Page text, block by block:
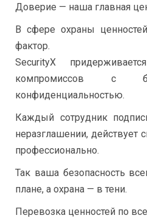
Доверие — наша главная
В сфере охраны
фактор.
SecurityX
компромиссов с
конфиденциальностью.
Каждый сотрудник
неразглашении, действует
профессионально.
Так ваша безопасность
плане, а охрана — в тени.
Перевозка ценностей по